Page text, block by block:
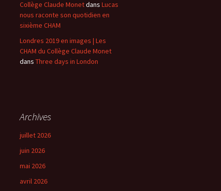
Collège Claude Monetdans Lucas
nous raconte son quotidien en
sixième CHAM
Londres 2019 en images | Les
CHAM du Collège Claude Monet
dans Three days in London
Archives
juillet 2026
juin 2026
mai 2026
avril 2026